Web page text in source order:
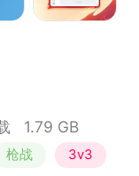
抢先品鉴，硬核
光片段，专属荣
查询、高清直
1.79 GB
枪战 3v3